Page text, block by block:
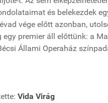
és belekezdek
vége előtt azonban,
egy premier áll előttünk: a
Állami Operaház
Vida Virág